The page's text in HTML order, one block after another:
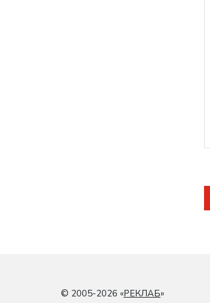
© 2005-2026 «РЕКЛАБ»